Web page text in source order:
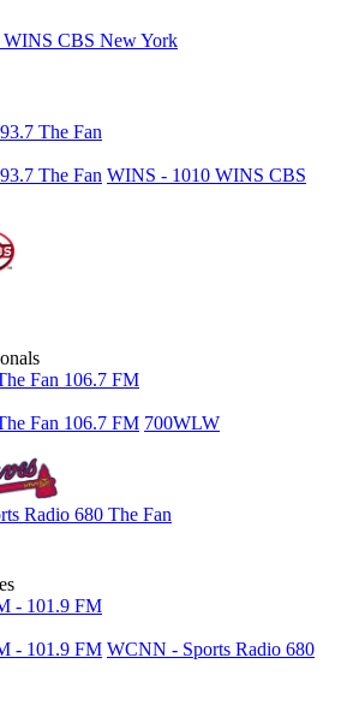
CBS New York
The Fan
The Fan WINS - 1010 WINS CBS
Fan 106.7 FM
Fan 106.7 FM 700WLW
Radio 680 The Fan
- 101.9 FM
- 101.9 FM WCNN - Sports Radio 680